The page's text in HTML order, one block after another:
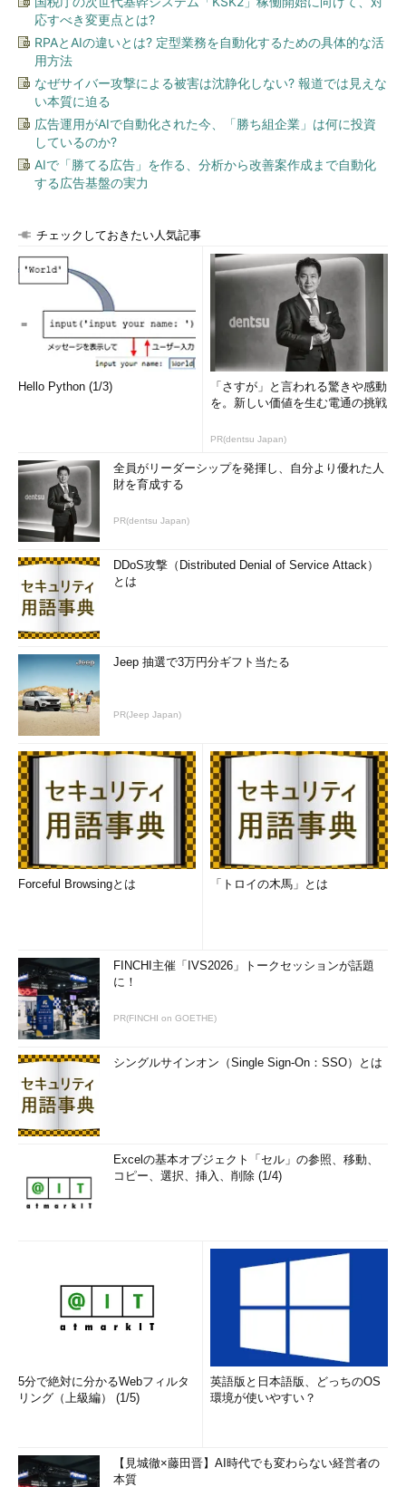
応すべき変更点とは?
RPAとAIの違いとは? 定型業務を自動化するための具体的な活
用方法
なぜサイバー攻撃による被害は沈静化しない? 報道では見えな
い本質に迫る
広告運用がAIで自動化された今、「勝ち組企業」は何に投資
しているのか?
AIで「勝てる広告」を作る、分析から改善案作成まで自動化
する広告基盤の実力
チェックしておきたい人気記事
Hello Python (1/3)
「さすが」と言われる驚きや感動
を。新しい価値を生む電通の挑戦
PR(dentsu Japan)
全員がリーダーシップを発揮し、自分より優れた人
財を育成する
PR(dentsu Japan)
DDoS攻撃（Distributed Denial of Service Attack）
とは
Jeep 抽選で3万円分ギフト当たる
PR(Jeep Japan)
Forceful Browsingとは 「トロイの木馬」とは
FINCHI主催「IVS2026」トークセッションが話題
に！
PR(FINCHI on GOETHE)
シングルサインオン（Single Sign-On：SSO）とは
Excelの基本オブジェクト「セル」の参照、移動、
コピー、選択、挿入、削除 (1/4)
5分で絶対に分かるWebフィルタ
リング（上級編） (1/5)
英語版と日本語版、どっちのOS
環境が使いやすい？
【見城徹×藤田晋】AI時代でも変わらない経営者の
本質